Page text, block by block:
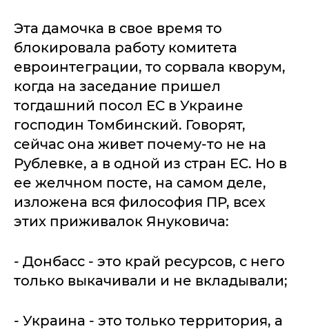
Эта дамочка в свое время то
блокировала работу комитета
евроинтеграции, то сорвала кворум,
когда на заседание пришел
тогдашний посол ЕС в Украине
господин Томбинский. Говорят,
сейчас она живет почему-то не на
Рублевке, а в одной из стран ЕС. Но в
ее желчном посте, на самом деле,
изложена вся философия ПР, всех
этих приживалок Януковича:
- Донбасс - это край ресурсов, с него
только выкачивали и не вкладывали;
- Украина - это только территория, а